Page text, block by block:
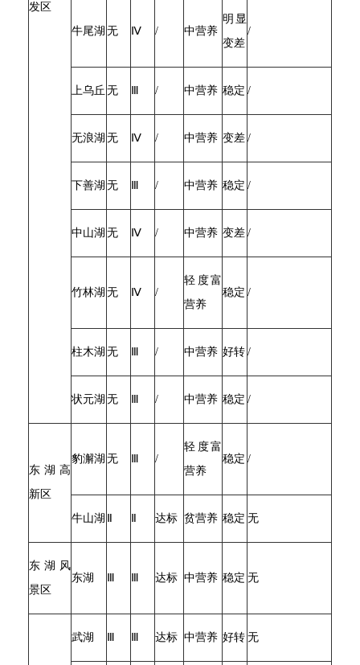
发区
牛尾湖 无 Ⅳ / 中营养
明显
变差
/
上乌丘 无 / 中营养 稳定 /
无浪湖 无 Ⅳ / 中营养 变差 /
下善湖 无 / 中营养 稳定 /
中山湖 无 Ⅳ / 中营养 变差 /
竹林湖 无 Ⅳ /
轻度富
营养
稳定 /
柱木湖 无 / 中营养 好转 /
状元湖 无 / 中营养 稳定 /
东湖高
新区
豹澥湖 无 /
轻度富
营养
稳定 /
牛山湖 达标 贫营养 稳定 无
东湖风
景区
东湖 达标 中营养 稳定 无
武湖 达标 中营养 好转 无